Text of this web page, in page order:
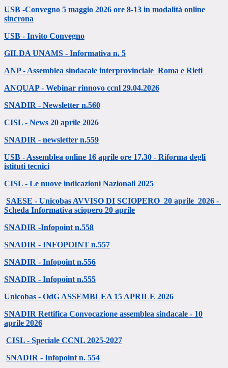
USB -Convegno 5 maggio 2026 ore 8-13 in modalità online
sincrona
USB - Invito Convegno
GILDA UNAMS - Informativa n. 5
ANP - Assemblea sindacale interprovinciale Roma e Rieti
ANQUAP - Webinar rinnovo ccnl 29.04.2026
SNADIR - Newsletter n.560
CISL - News 20 aprile 2026
SNADIR - newsletter n.559
USB - Assemblea online 16 aprile ore 17.30 - Riforma degli
istituti tecnici
CISL - Le nuove indicazioni Nazionali 2025
SAESE - Unicobas AVVISO DI SCIOPERO_20 aprile_2026 -
Scheda Informativa sciopero 20 aprile
SNADIR -Infopoint n.558
SNADIR - INFOPOINT n.557
SNADIR - Infopoint n.556
SNADIR - Infopoint n.555
Unicobas - OdG ASSEMBLEA 15 APRILE 2026
SNADIR Rettifica Convocazione assemblea sindacale - 10
aprile 2026
CISL - Speciale CCNL 2025-2027
SNADIR - Infopoint n. 554